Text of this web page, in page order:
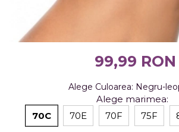
99,99 RON
Alege Culoarea: Negru-
Alege marimea:
70C
70E 70F 75F